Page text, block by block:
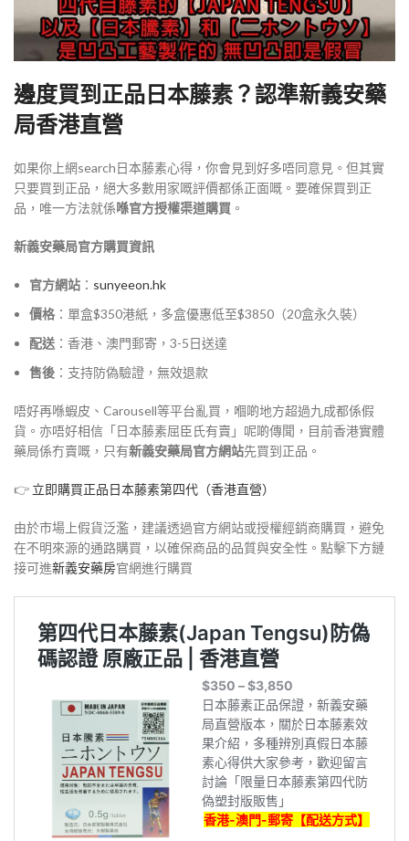
邊度買到正品日本藤素？認準新義安藥
局香港直營
如果你上網search日本藤素心得，你會見到好多唔同意見。但其實
只要買到正品，絕大多數用家嘅評價都係正面嘅。要確保買到正
品，唯一方法就係喺官方授權渠道購買 。
新義安藥局官方購買資訊
官方網站 ： sunyeeon.hk
價格 ：單盒$350港紙，多盒優惠低至$3850（20盒永久裝）
配送 ：香港、澳門郵寄，3-5日送達
售後 ：支持防偽驗證，無效退款
唔好再喺蝦皮、Carousell等平台亂買，嗰啲地方超過九成都係假
貨。亦唔好相信「日本藤素屈臣氏有賣」呢啲傳聞，目前香港實體
藥局係冇賣嘅，只有新義安藥局官方網站先買到正品 。
👉 立即購買正品日本藤素第四代（香港直營）
由於市場上假貨泛濫，建議透過官方網站或授權經銷商購買，避免
在不明來源的通路購買，以確保商品的品質與安全性。點擊下方鏈
接可進新義安藥房官網進行購買